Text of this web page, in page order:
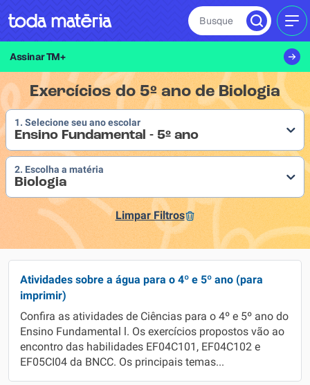
Busque
Assinar TM+
Exercícios do 5º ano de Biologia
1. Selecione seu ano escolar
Ensino Fundamental - 5º ano
2. Escolha a matéria
Biologia
Limpar Filtros
Atividades sobre a água para o 4º e 5º ano (para
imprimir)
Confira as atividades de Ciências para o 4º e 5º ano do
Ensino Fundamental l. Os exercícios propostos vão ao
encontro das habilidades EF04C101, EF04C102 e
EF05CI04 da BNCC. Os principais temas...